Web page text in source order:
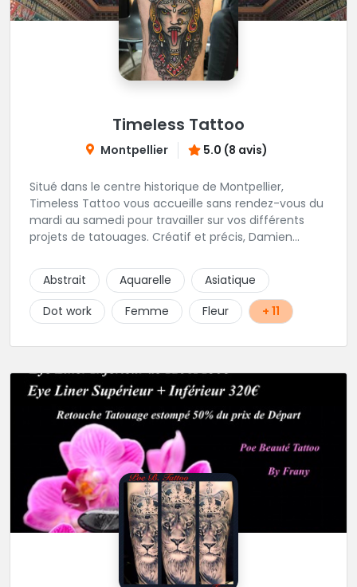
Timeless Tattoo
Montpellier 5.0 (8 avis)
Situé dans le centre historique de Montpellier,
Timeless Tattoo vous accueille sans rendez-vous du
mardi au samedi pour travailler sur vos différents
projets de tatouages. Créatif et précis, Damien
sans failles. Spécialisé dans le tatouage traditionnel,
old school, mais également à l'aise dans la
réalisation de pièces de styles différents : Dotwork,
Japonais, Graphique, mandala .. N'hésitez pas à le
Abstrait Aquarelle
Asiatique
Dot work
Femme Fleur + 11